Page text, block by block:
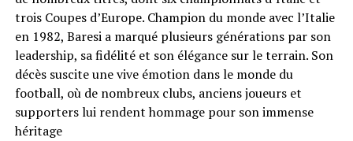
trois Coupes d’Europe. Champion du monde avec l’Italie
en 1982, Baresi a marqué plusieurs générations par son
leadership, sa fidélité et son élégance sur le terrain. Son
décès suscite une vive émotion dans le monde du
football, où de nombreux clubs, anciens joueurs et
supporters lui rendent hommage pour son immense
héritage